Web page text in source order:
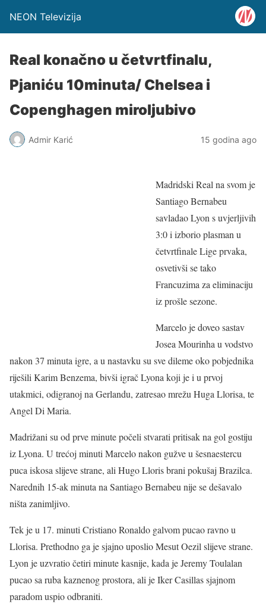
NEON Televizija
Real konačno u četvrtfinalu,
Pjaniću 10minuta/ Chelsea i
Copenghagen miroljubivo
Admir Karić 15 godina ago
Madridski Real na svom je
Santiago Bernabeu
savladao Lyon s uvjerljivih
3:0 i izborio plasman u
četvrtfinale Lige prvaka,
osvetivši se tako
Francuzima za eliminaciju
iz prošle sezone.
Marcelo je doveo sastav
Josea Mourinha u vodstvo
nakon 37 minuta igre, a u nastavku su sve dileme oko pobjednika
riješili Karim Benzema, bivši igrač Lyona koji je i u prvoj
utakmici, odigranoj na Gerlandu, zatresao mrežu Huga Llorisa, te
Angel Di Maria.
Madrižani su od prve minute počeli stvarati pritisak na gol gostiju
iz Lyona. U trećoj minuti Marcelo nakon gužve u šesnaestercu
puca iskosa slijeve strane, ali Hugo Lloris brani pokušaj Brazilca.
Narednih 15-ak minuta na Santiago Bernabeu nije se dešavalo
ništa zanimljivo.
Tek je u 17. minuti Cristiano Ronaldo galvom pucao ravno u
Llorisa. Prethodno ga je sjajno uposlio Mesut Oezil slijeve strane.
Lyon je uzvratio četiri minute kasnije, kada je Jeremy Toulalan
pucao sa ruba kaznenog prostora, ali je Iker Casillas sjajnom
paradom uspio odbraniti.